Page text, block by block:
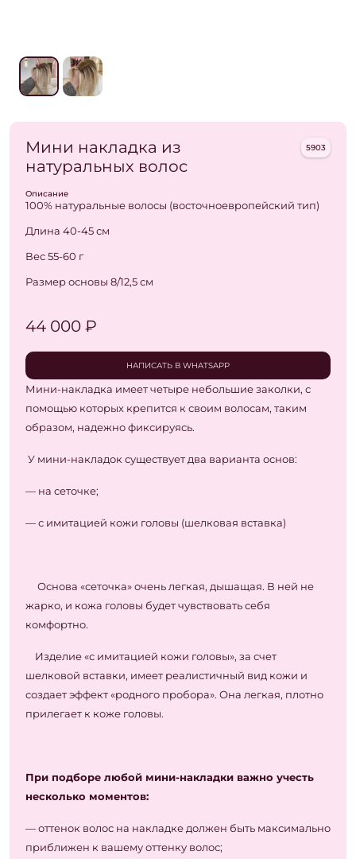
5903
Мини накладка из
натуральных волос
Описание
100% натуральные волосы (восточноевропейский тип)
Длина 40-45 см
Вес 55-60 г
Размер основы 8/12,5 см
44 000 ₽
НАПИСАТЬ В WHATSAPP
Мини-накладка имеет четыре небольшие заколки, с
помощью которых крепится к своим волосам, таким
образом, надежно фиксируясь.
У мини-накладок существует два варианта основ:
— на сеточке;
— с имитацией кожи головы (шелковая вставка)
Основа «сеточка» очень легкая, дышащая. В ней не
жарко, и кожа головы будет чувствовать себя
комфортно.
Изделие «с имитацией кожи головы», за счет
шелковой вставки, имеет реалистичный вид кожи и
создает эффект «родного пробора». Она легкая, плотно
прилегает к коже головы.
При подборе любой мини-накладки важно учесть
несколько моментов:
— оттенок волос на накладке должен быть максимально
приближен к вашему оттенку волос;